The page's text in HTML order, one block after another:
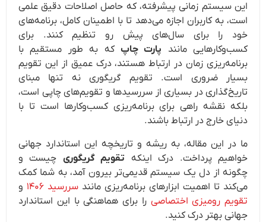
این سیستم زمانی پیشرفته، که حاصل اصلاحات دقیق علمی
است، به کاربران اجازه می‌دهد تا با اطمینان کامل، برنامه‌های
خود را برای سال‌های پیش رو تنظیم کنند. برای
کسب‌وکارهایی مانند پارت چاپ که به طور مستقیم با
برنامه‌ریزی زمان در ارتباط هستند، درک عمیق از این تقویم
بسیار ضروری است. تقویم گریگوری نه تنها مبنای
تاریخ‌گذاری در بسیاری از سررسیدها و تقویم‌های چاپی است،
بلکه نقشه راهی برای برنامه‌ریزی کسب‌وکارها است تا با
دنیای خارج در ارتباط باشند.
ما در این مقاله، به ریشه و تاریخچه این استاندارد جهانی
خواهیم پرداخت. درک اینکه تقویم گریگوری چیست و
چگونه از دل یک سیستم قدیمی‌تر بیرون آمد، به شما کمک
می‌کند تا اهمیت ابزارهای برنامه‌ریزی مانند سررسید ۱۴۰۶
و
تقویم رومیزی اختصاصی را برای هماهنگی با این استاندارد
جهانی بهتر درک کنید.